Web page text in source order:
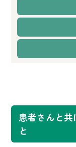
患者さんと
と